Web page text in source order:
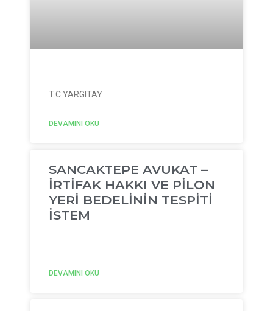
T.C.YARGITAY
DEVAMINI OKU
SANCAKTEPE AVUKAT –
İRTİFAK HAKKI VE PİLON
YERİ BEDELİNİN TESPİTİ
İSTEM
DEVAMINI OKU